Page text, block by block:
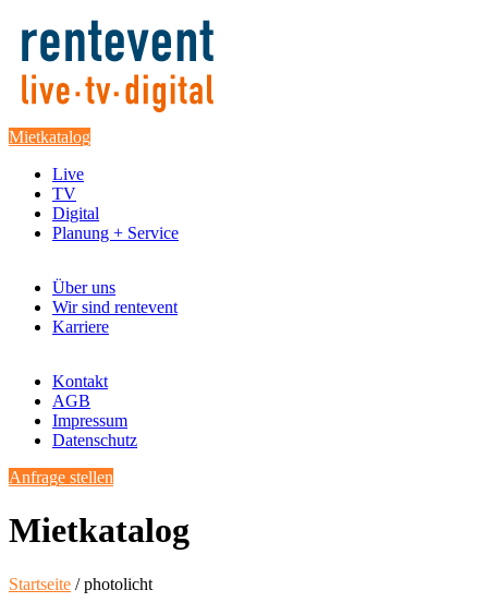
Mietkatalog
Live
TV
Digital
Planung + Service
Über uns
Wir sind rentevent
Karriere
Kontakt
AGB
Impressum
Datenschutz
Anfrage stellen
Mietkatalog
Startseite / photolicht